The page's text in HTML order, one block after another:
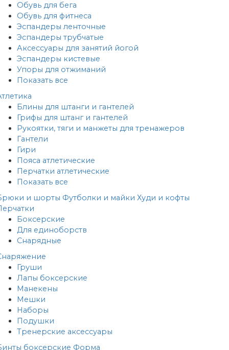
Обувь для бега
Обувь для фитнеса
Эспандеры ленточные
Эспандеры трубчатые
Аксессуары для занятий йогой
Эспандеры кистевые
Упоры для отжиманий
Показать все
Блины для штанги и гантелей
Грифы для штанг и гантелей
Рукоятки, тяги и манжеты для тренажеров
Гантели
Гири
Пояса атлетические
Перчатки атлетические
Показать все
и шорты Футболки и майки Худи и кофты
Боксерские
Для единоборств
Снарядные
Груши
Лапы боксерские
Манекены
Мешки
Наборы
Подушки
Тренерские аксессуары
боксерские Форма